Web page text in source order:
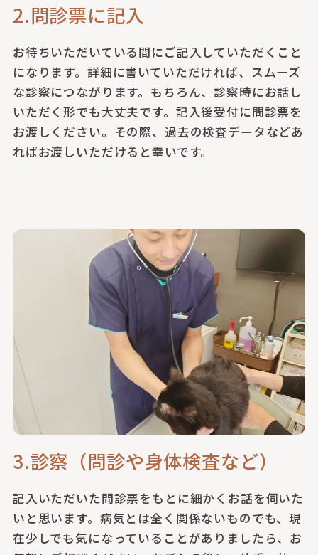
2.問診票に記入
お待ちいただいている間にご記入していただくこと
になります。詳細に書いていただければ、スムーズ
な診察につながります。もちろん、診察時にお話し
いただく形でも大丈夫です。記入後受付に問診票を
お渡しください。その際、過去の検査データなどあ
ればお渡しいただけると幸いです。
3.診察（問診や身体検査など）
記入いただいた問診票をもとに細かくお話を伺いた
いと思います。病気とは全く関係ないものでも、現
在少しでも気になっていることがありましたら、お